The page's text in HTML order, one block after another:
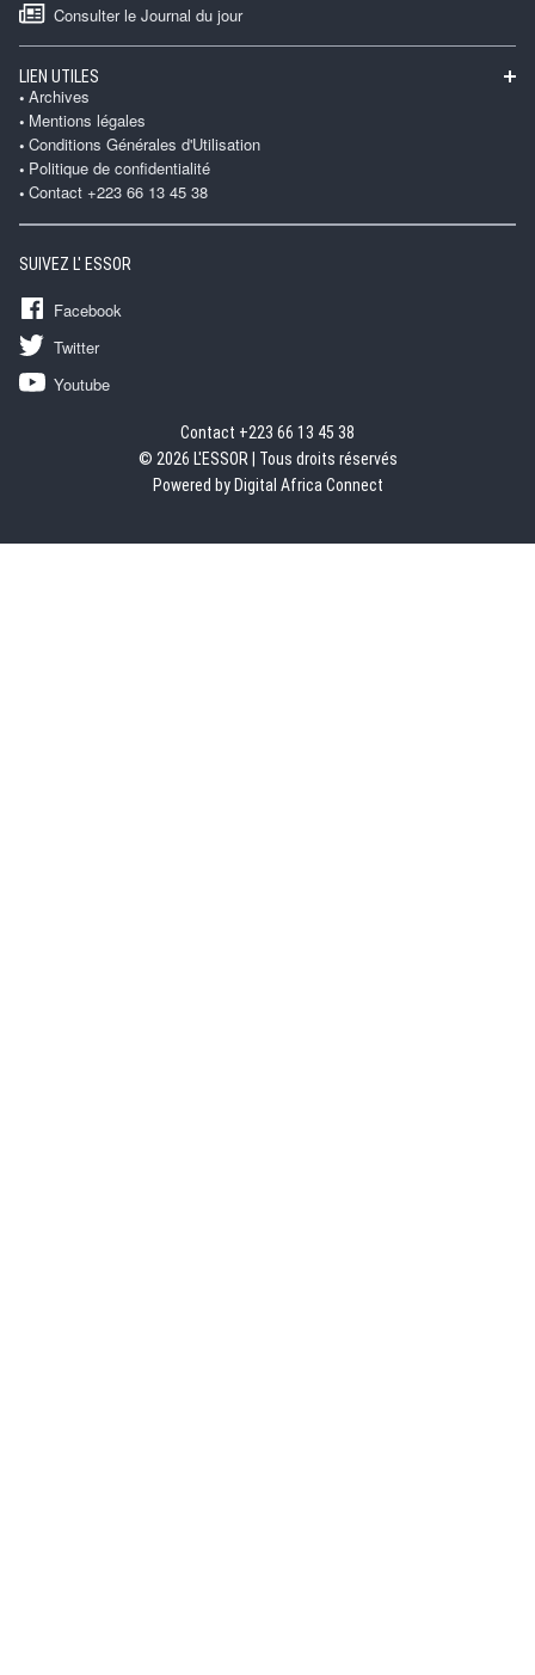
Consulter le Journal du jour
LIEN UTILES
Archives
Mentions légales
Conditions Générales d'Utilisation
Politique de confidentialité
Contact +223 66 13 45 38
SUIVEZ L' ESSOR
Facebook
Twitter
Youtube
Contact +223 66 13 45 38
© 2026 L'ESSOR | Tous droits réservés
Powered by Digital Africa Connect